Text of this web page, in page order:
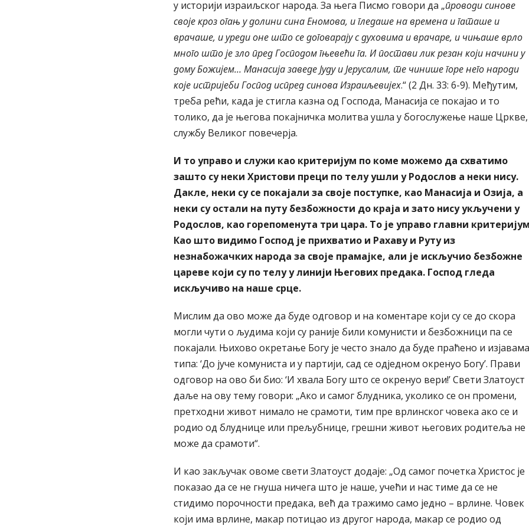
у историји израиљског народа. За њега Писмо говори да „проводи синове
своје кроз огањ у долини сина Еномова, и гледаше на времена и гаташе и
врачаше, и уреди оне што се договарају с духовима и врачаре, и чињаше врло
много што је зло пред Господом гњевећи га. И постави лик резан који начини у
дому Божијем… Манасија заведе Јуду и Јерусалим, те чинише горе него народи
које истријеби Господ испред синова Израиљевијех.“ (2 Дн. 33: 6-9). Међутим,
треба рећи, када је стигла казна од Господа, Манасија се покајао и то
толико, да је његова покајничка молитва ушла у богослужење наше Цркве,
службу Великог повечерја.
И то управо и служи као критеријум по коме можемо да схватимо
зашто су неки Христови преци по телу ушли у Родослов а неки нису.
Дакле, неки су се покајали за своје поступке, као Манасија и Озија, а
неки су остали на путу безбожности до краја и зато нису укључени у
Родослов, као горепоменута три цара. То је управо главни
Као што видимо Господ је прихватио и Рахаву и Руту из
незнабожачких народа за своје прамајке, али је искључио безбожне
цареве који су по телу у линији Његових предака. Господ гледа
искључиво на наше срце.
Мислим да ово може да буде одговор и на коментаре који су се до скора
могли чути о људима који су раније били комунисти и безбожници па се
покајали. Њихово окретање Богу је често знало да буде праћено и изјавама
типа: ‘До јуче комуниста и у партији, сад се одједном окренуо Богу’. Прави
одговор на ово би био: ‘И хвала Богу што се окренуо вери!’ Свети Златоуст
даље на ову тему говори: „Ако и самог блудника, уколико се он промени,
претходни живот нимало не срамоти, тим пре врлинског човека ако се и
родио од блуднице или прељубнице, грешни живот његових родитеља не
може да срамоти“.
И као закључак овоме свети Златоуст додаје: „Од самог почетка Христос је
показао да се не гнуша ничега што је наше, учећи и нас тиме да се не
стидимо порочности предака, већ да тражимо само једно – врлине. Човек
који има врлине, макар потицао из другог народа, макар се родио од